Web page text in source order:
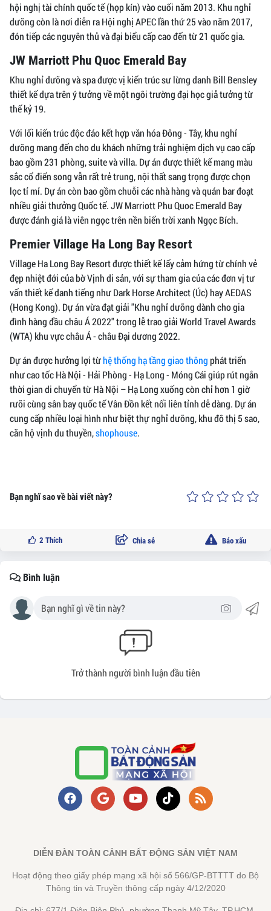
hội nghị tài chính quốc tế (họp kín) vào cuối năm 2013. Khu nghỉ
dưỡng còn là nơi diễn ra Hội nghị APEC lần thứ 25 vào năm 2017,
đón tiếp các nguyên thủ và đại biểu cấp cao đến từ 21 quốc gia.
JW Marriott Phu Quoc Emerald Bay
Khu nghỉ dưỡng và spa được vị kiến trúc sư lừng danh Bill Bensley
thiết kế dựa trên ý tưởng về một ngôi trường đại học giả tưởng từ
thế kỷ 19.
Với lối kiến trúc độc đáo kết hợp văn hóa Đông - Tây, khu nghỉ
dưỡng mang đến cho du khách những trải nghiệm dịch vụ cao cấp
bao gồm 231 phòng, suite và villa. Dự án được thiết kế mang màu
sắc cổ điển song vẫn rất trẻ trung, nội thất sang trọng được chọn
lọc tỉ mỉ. Dự án còn bao gồm chuỗi các nhà hàng và quán bar đoạt
nhiều giải thưởng Quốc tế. JW Marriott Phu Quoc Emerald Bay
được đánh giá là viên ngọc trên nền biển trời xanh Ngọc Bích.
Premier Village Ha Long Bay Resort
Village Ha Long Bay Resort được thiết kế lấy cảm hứng từ chính vẻ
đẹp nhiệt đới của bờ Vịnh di sản, với sự tham gia của các đơn vị tư
vấn thiết kế danh tiếng như Dark Horse Architect (Úc) hay AEDAS
(Hong Kong). Dự án vừa đạt giải "Khu nghỉ dưỡng dành cho gia
đình hàng đầu châu Á 2022" trong lễ trao giải World Travel Awards
(WTA) khu vực châu Á - châu Đại dương 2022.
Dự án được hưởng lợi từhệ thống hạ tầng giao thông phát triển
như cao tốc Hà Nội - Hải Phòng - Hạ Long - Móng Cái giúp rút ngắn
thời gian di chuyển từ Hà Nội – Hạ Long xuống còn chỉ hơn 1 giờ
rưỡi cùng sân bay quốc tế Vân Đồn kết nối liên tỉnh dễ dàng. Dự án
cung cấp nhiều loại hình như biệt thự nghỉ dưỡng, khu đô thị 5 sao,
căn hộ vịnh du thuyền,shophouse.
Bạn nghĩ sao về bài viết này?
2 Thích Chia sẻ Báo xấu
Bình luận
Trở thành người bình luận đầu tiên
DIỄN ĐÀN TOÀN CẢNH BẤT ĐỘNG SẢN VIỆT NAM
Hoạt động theo giấy phép mạng xã hội số 566/GP-BTTTT do Bộ
Thông tin và Truyền thông cấp ngày 4/12/2020